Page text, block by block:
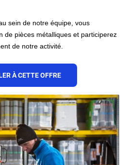
sein de notre équipe, vous
de pièces métalliques et participerez
de notre activité.
À CETTE OFFRE